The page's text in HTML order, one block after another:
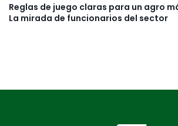
Reglas de juego claras para un agro
La mirada de funcionarios del sector